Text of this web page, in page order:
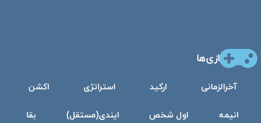
بازی‌ها
آخرالزمانی ارکید استراتژی اکشن
انیمه اول شخص ایندی(مستقل) بقا